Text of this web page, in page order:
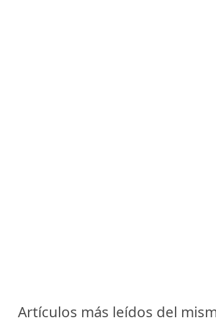
Artículos más leídos del